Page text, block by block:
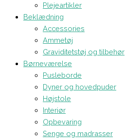
Plejeartikler
Beklædning
Accessories
Ammetøj
Graviditetstøj og tilbehør
Børneværelse
Pusleborde
Dyner og hovedpuder
Højstole
Interiør
Opbevaring
Senge og madrasser